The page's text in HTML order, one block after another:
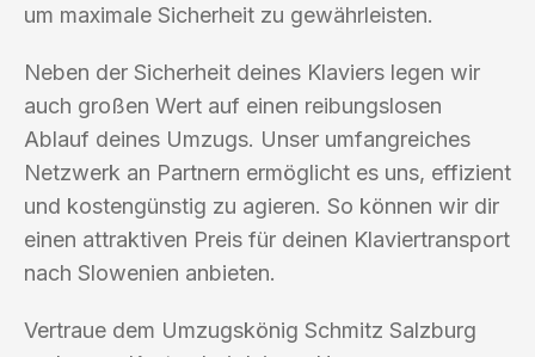
um maximale Sicherheit zu gewährleisten.
Neben der Sicherheit deines Klaviers legen wir
auch großen Wert auf einen reibungslosen
Ablauf deines Umzugs. Unser umfangreiches
Netzwerk an Partnern ermöglicht es uns, effizient
und kostengünstig zu agieren. So können wir dir
einen attraktiven Preis für deinen Klaviertransport
nach Slowenien anbieten.
Vertraue dem Umzugskönig Schmitz Salzburg